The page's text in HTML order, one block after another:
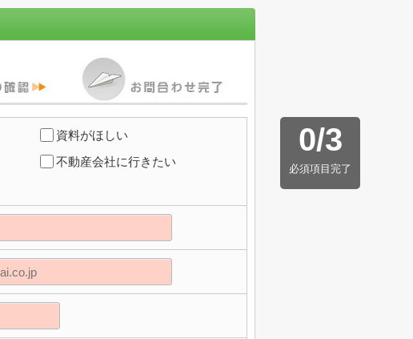
0/3
必須項目完了
資料がほしい
不動産会社に行きたい